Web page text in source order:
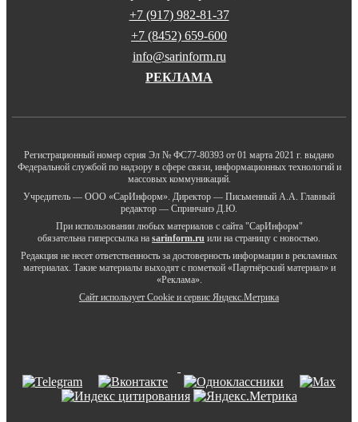
+7 (917) 982-81-37
+7 (8452) 659-600
info@sarinform.ru
РЕКЛАМА
Регистрационный номер серия Эл № ФС77-80393 от 01 марта 2021 г. выдано
Федеральной службой по надзору в сфере связи, информационных технологий и
массовых коммуникаций.
Учредитель — ООО «СарИнформ». Директор — Письменный А.А. Главный
редактор — Спринчанэ Д.Ю.
При использовании любых материалов с сайта "СарИнформ"
обязательна гиперссылка на sarinform.ru или на страницу с новостью.
Редакция не несет ответственность за достоверность информации в рекламных
материалах. Такие материалы выходят с пометкой «Партнёрский материал» и
«Реклама».
Сайт использует Cookie и сервиc Яндекс.Метрика